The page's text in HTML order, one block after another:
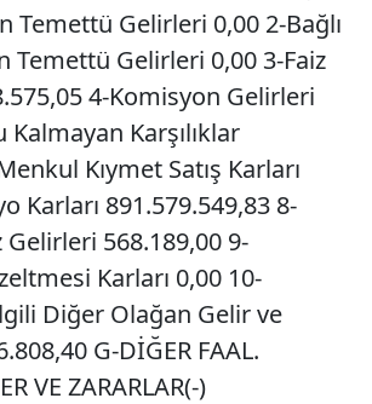
Temettü Gelirleri 0,00 2-Bağlı
Temettü Gelirleri 0,00 3-Faiz
4-Komisyon Gelirleri
Kalmayan Karşılıklar
Kıymet Satış Karları
Karları 891.579.549,83 8-
Gelirleri 568.189,00 9-
Karları 0,00 10-
Diğer Olağan Gelir ve
G-DİĞER FAAL.
VE ZARARLAR(-)